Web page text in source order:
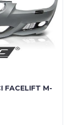
FACELIFT M-